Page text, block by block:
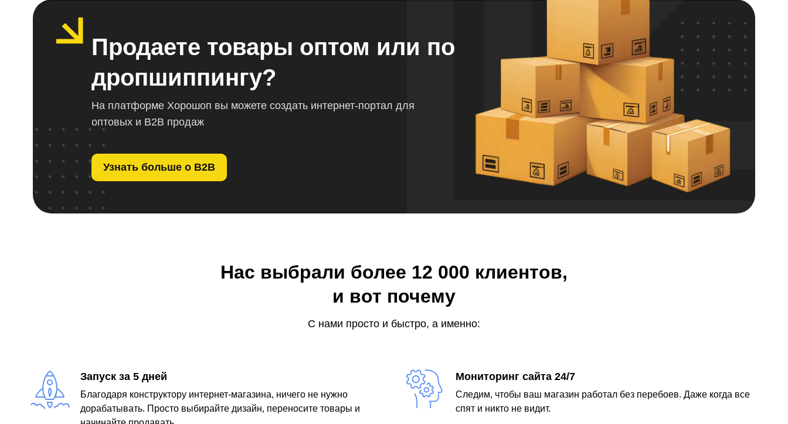
Продаете товары оптом или по
дропшиппингу?
На платформе Хорошоп вы можете создать интернет-портал для
оптовых и B2B продаж
Узнать больше о B2B
Нас выбрали более 12 000 клиентов,
и вот почему
С нами просто и быстро, а именно:
Запуск за 5 дней
Благодаря конструктору интернет-магазина, ничего не нужно
дорабатывать. Просто выбирайте дизайн, переносите товары и
Мониторинг сайта 24/7
Следим, чтобы ваш магазин работал без перебоев. Даже когда все
спят и никто не видит.